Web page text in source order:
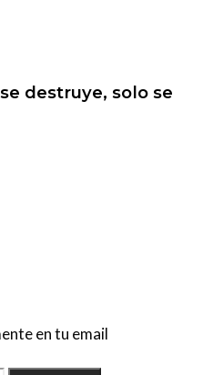
destruye, solo se
en tu email